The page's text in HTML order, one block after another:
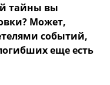
тайны вы
Может,
событий,
еще есть